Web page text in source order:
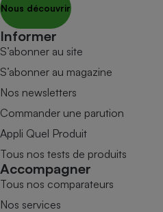
Nous découvrir
Informer
S’abonner au site
S’abonner au magazine
Nos newsletters
Commander une parution
Appli Quel Produit
Tous nos tests de produits
Accompagner
Tous nos comparateurs
Nos services